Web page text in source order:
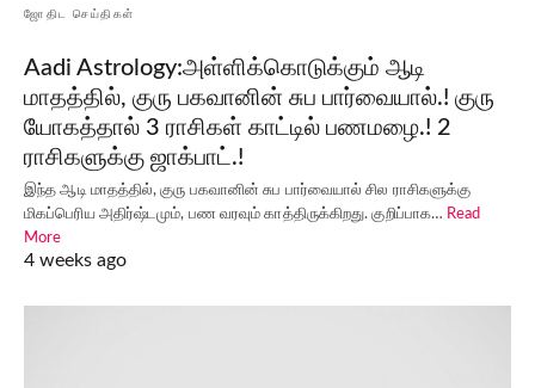
ஜோதிட செய்திகள்
Aadi Astrology:அள்ளிக்கொடுக்கும் ஆடி
மாதத்தில், குரு பகவானின் சுப பார்வையால்.! குரு
யோகத்தால் 3 ராசிகள் காட்டில் பணமழை.! 2
ராசிகளுக்கு ஜாக்பாட்.!
இந்த ஆடி மாதத்தில், குரு பகவானின் சுப பார்வையால் சில ராசிகளுக்கு
மிகப்பெரிய அதிர்ஷ்டமும், பண வரவும் காத்திருக்கிறது. குறிப்பாக… Read
More
4 weeks ago